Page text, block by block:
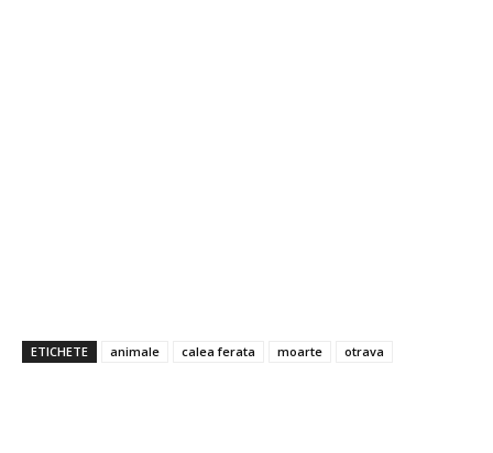
ETICHETE animale calea ferata moarte otrava